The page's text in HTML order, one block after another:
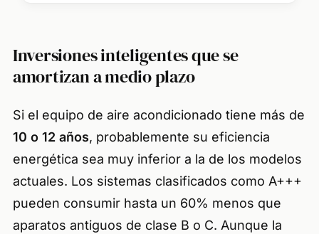
Inversiones inteligentes que se
amortizan a medio plazo
Si el equipo de aire acondicionado tiene más de
10 o 12 años, probablemente su eficiencia
energética sea muy inferior a la de los modelos
actuales. Los sistemas clasificados como A+++
pueden consumir hasta un 60% menos que
aparatos antiguos de clase B o C. Aunque la